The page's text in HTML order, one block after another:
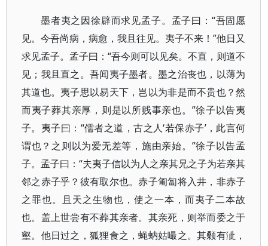
墨者夷之因徐辟而求见孟子。孟子曰：“吾固愿
见。今吾尚病，病愈，我且往见。夷子不来！”他日又
求见孟子。孟子曰：“吾今则可以见矣。不直，则道不
见；我且直之。吾闻夷子墨者。墨之治丧也，以薄为
其道也。夷子思以易天下，岂以为非是而不贵也？然
而夷子葬其亲厚，则是以所贱事亲也。”徐子以告夷
子。夷子曰：“儒者之道，古之人‘若保赤子’，此言何
谓也？之则以为爱无差等，施由亲始。”徐子以告孟
子。孟子曰：“夫夷子信以为人之亲其兄之子为若亲其
邻之赤子乎？彼有取尔也。赤子匍匐将入井，非赤子
之罪也。且天之生物也，使之一本，而夷子二本故
也。盖上世尝有不葬其亲者。其亲死，则举而委之于
壑。他日过之，狐狸食之，蝇蚋姑嘬之。其颡有泚，